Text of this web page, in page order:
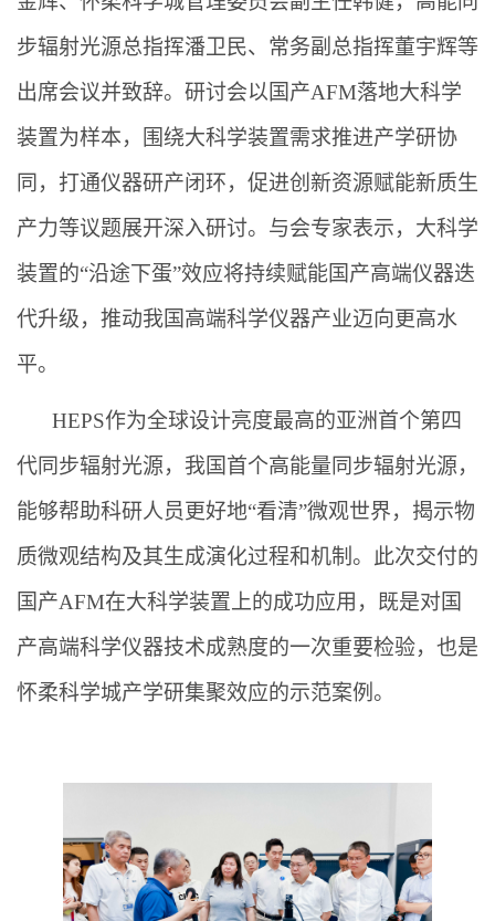
步辐射光源总指挥潘卫民、常务副总指挥董宇辉等
出席会议并致辞。研讨会以国产AFM落地大科学
装置为样本，围绕大科学装置需求推进产学研协
同，打通仪器研产闭环，促进创新资源赋能新质生
产力等议题展开深入研讨。与会专家表示，大科学
装置的“沿途下蛋”效应将持续赋能国产高端仪器迭
代升级，推动我国高端科学仪器产业迈向更高水
平。
HEPS作为全球设计亮度最高的亚洲首个第四
代同步辐射光源，我国首个高能量同步辐射光源，
能够帮助科研人员更好地“看清”微观世界，揭示物
质微观结构及其生成演化过程和机制。此次交付的
国产AFM在大科学装置上的成功应用，既是对国
产高端科学仪器技术成熟度的一次重要检验，也是
怀柔科学城产学研集聚效应的示范案例。